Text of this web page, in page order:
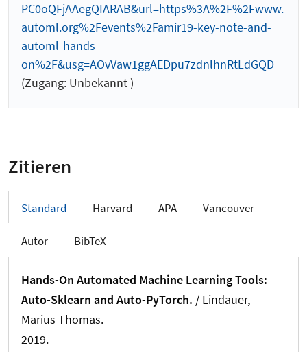
PC0oQFjAAegQIARAB&url=https%3A%2F%2Fwww.
automl.org%2Fevents%2Famir19-key-note-and-
automl-hands-
on%2F&usg=AOvVaw1ggAEDpu7zdnlhnRtLdGQD
(Zugang: Unbekannt )
Zitieren
Standard Harvard APA Vancouver
Autor BibTeX
Hands-On Automated Machine Learning Tools:
Auto-Sklearn and Auto-PyTorch. / Lindauer,
Marius Thomas.
2019.